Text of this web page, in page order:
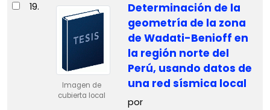
19.
Imagen de
cubierta local
Determinación de la
geometría de la zona
de Wadati-Benioff en
la región norte del
Perú, usando datos de
una red sísmica local
por